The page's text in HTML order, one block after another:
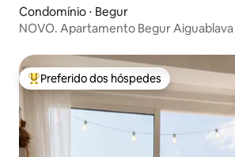
Condomínio ⋅ Begur
NOVO. Apartamento Begur Aiguablava
Entre os melhores preferidos dos
Preferido dos hóspedes